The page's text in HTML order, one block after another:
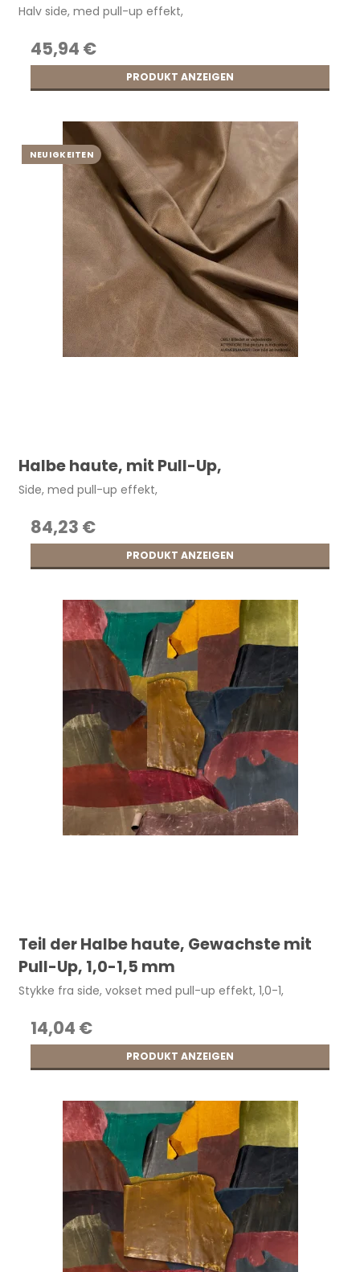
Halv side, med pull-up effekt,
45,94 €
PRODUKT ANZEIGEN
NEUIGKEITEN
Halbe haute, mit Pull-Up,
Side, med pull-up effekt,
84,23 €
PRODUKT ANZEIGEN
Teil der Halbe haute, Gewachste mit
Pull-Up, 1,0-1,5 mm
Stykke fra side, vokset med pull-up effekt, 1,0-1,
14,04 €
PRODUKT ANZEIGEN